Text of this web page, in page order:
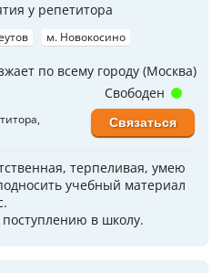
у репетитора
м. Новокосино
по всему городу (Москва)
терпеливая, умею
учебный материал
в школу.
Свободен
Связаться